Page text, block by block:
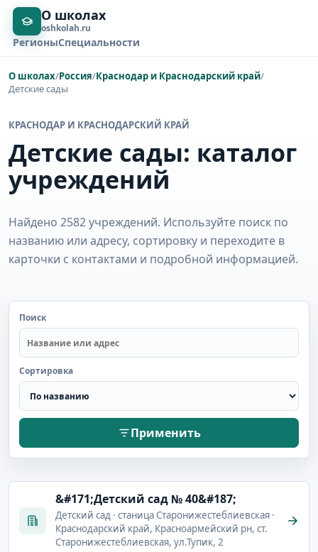
О школах
oshkolah.ru
РегионыСпециальности
О школах/Россия/Краснодар и Краснодарский край/
Детские сады
КРАСНОДАР И КРАСНОДАРСКИЙ КРАЙ
Детские сады: каталог
учреждений
Найдено 2582 учреждений. Используйте поиск по
названию или адресу, сортировку и переходите в
карточки с контактами и подробной информацией.
Поиск
Сортировка
Применить
&#171;Детский сад № 40&#187;
Детский сад · станица Старонижестеблиевская ·
Краснодарский край, Красноармейский рн, ст.
Старонижестеблиевская, ул.Тупик, 2